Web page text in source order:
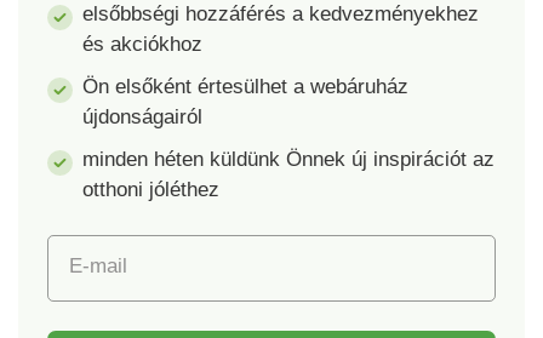
elsőbbségi hozzáférés a kedvezményekhez
és akciókhoz
Ön elsőként értesülhet a webáruház
újdonságairól
minden héten küldünk Önnek új inspirációt az
otthoni jóléthez
E-mail